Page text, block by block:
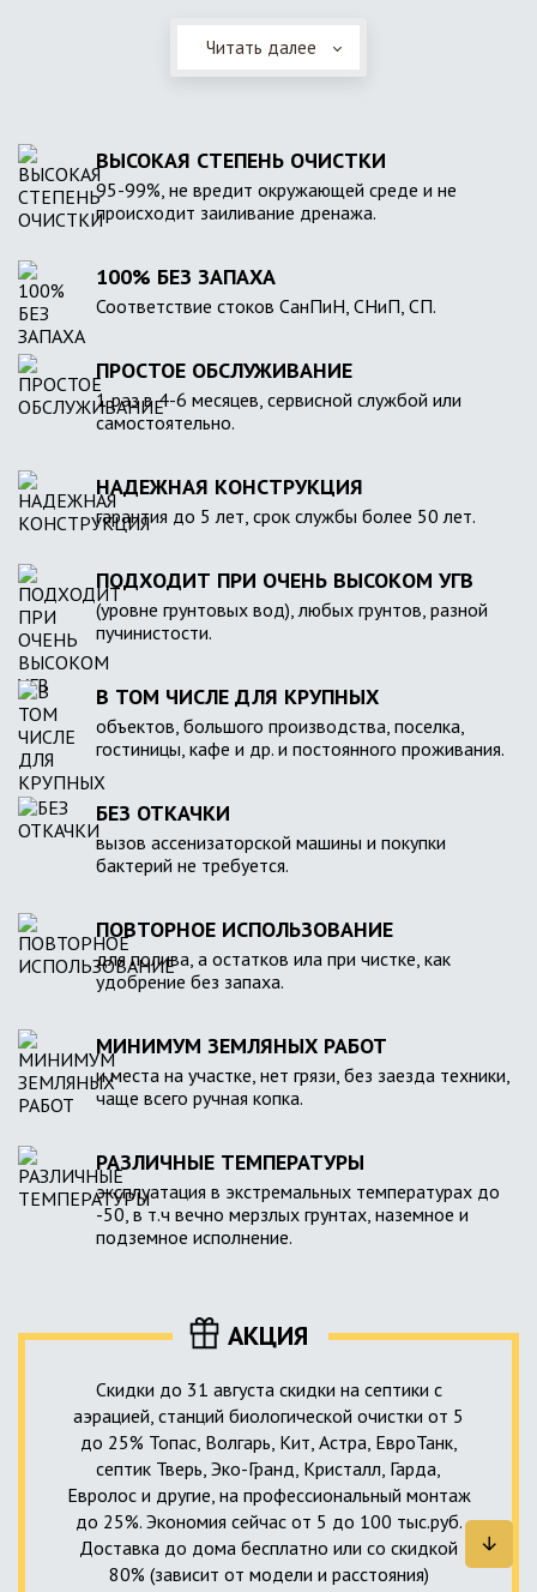
Читать далее
ВЫСОКАЯ СТЕПЕНЬ ОЧИСТКИ
95-99%, не вредит окружающей среде и не
происходит заиливание дренажа.
100% БЕЗ ЗАПАХА
Соответствие стоков СанПиН, СНиП, СП.
ПРОСТОЕ ОБСЛУЖИВАНИЕ
1 раз в 4-6 месяцев, сервисной службой или
самостоятельно.
НАДЕЖНАЯ КОНСТРУКЦИЯ
гарантия до 5 лет, срок службы более 50 лет.
ПОДХОДИТ ПРИ ОЧЕНЬ ВЫСОКОМ УГВ
(уровне грунтовых вод), любых грунтов, разной
пучинистости.
В ТОМ ЧИСЛЕ ДЛЯ КРУПНЫХ
объектов, большого производства, поселка,
гостиницы, кафе и др. и постоянного проживания.
БЕЗ ОТКАЧКИ
вызов ассенизаторской машины и покупки
бактерий не требуется.
ПОВТОРНОЕ ИСПОЛЬЗОВАНИЕ
для полива, а остатков ила при чистке, как
удобрение без запаха.
МИНИМУМ ЗЕМЛЯНЫХ РАБОТ
и места на участке, нет грязи, без заезда техники,
чаще всего ручная копка.
РАЗЛИЧНЫЕ ТЕМПЕРАТУРЫ
эксплуатация в экстремальных температурах до
-50, в т.ч вечно мерзлых грунтах, наземное и
подземное исполнение.
АКЦИЯ
Скидки до 31 августа скидки на септики с
аэрацией, станций биологической очистки от 5
до 25% Топас, Волгарь, Кит, Астра, ЕвроТанк,
септик Тверь, Эко-Гранд, Кристалл, Гарда,
Евролос и другие, на профессиональный монтаж
до 25%. Экономия сейчас от 5 до 100 тыс.руб.
Доставка до дома бесплатно или со скидкой
80% (зависит от модели и расстояния)